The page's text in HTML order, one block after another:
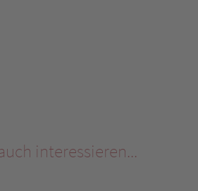
interessieren...